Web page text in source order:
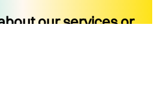
our services or